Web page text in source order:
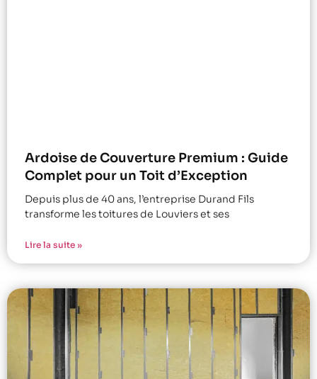
Ardoise de Couverture Premium : Guide
Complet pour un Toit d’Exception
Depuis plus de 40 ans, l’entreprise Durand Fils
transforme les toitures de Louviers et ses
Lire la suite »